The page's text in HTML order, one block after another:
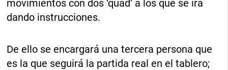
movimientos con dos ‘quad’ a los que se irá
dando instrucciones.
De ello se encargará una tercera persona que
es la que seguirá la partida real en el tablero;